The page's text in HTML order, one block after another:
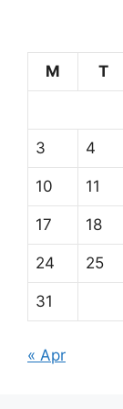
M
T
3 4
10 11
17 18
24 25
31
« Apr